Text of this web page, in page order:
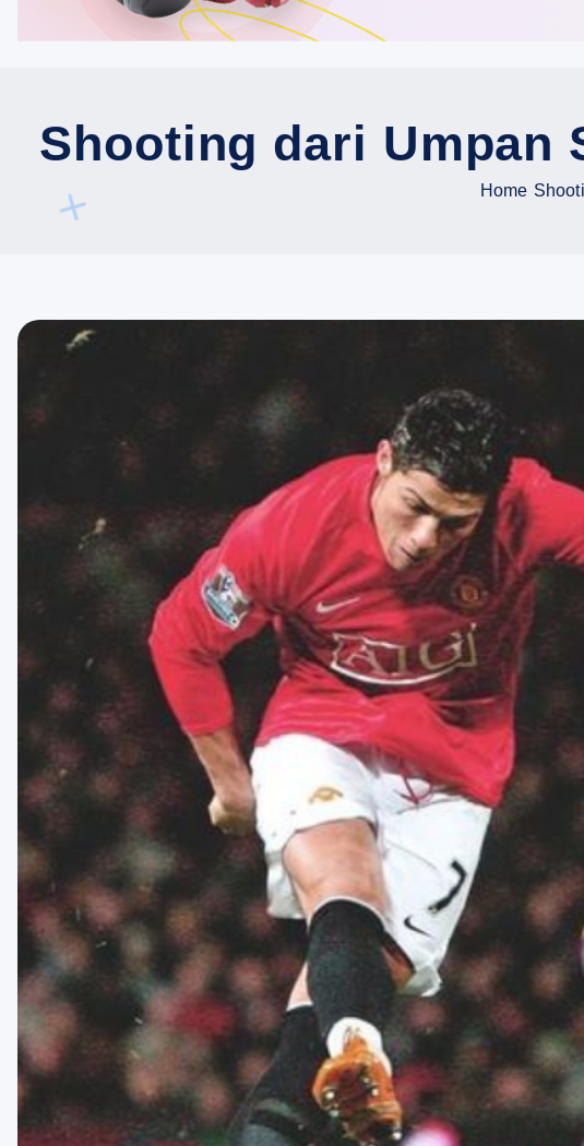
Shooting dari Umpan
Home